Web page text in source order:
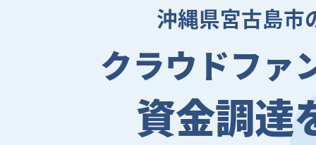
沖縄県宮古島市
クラウドファ
資金調達